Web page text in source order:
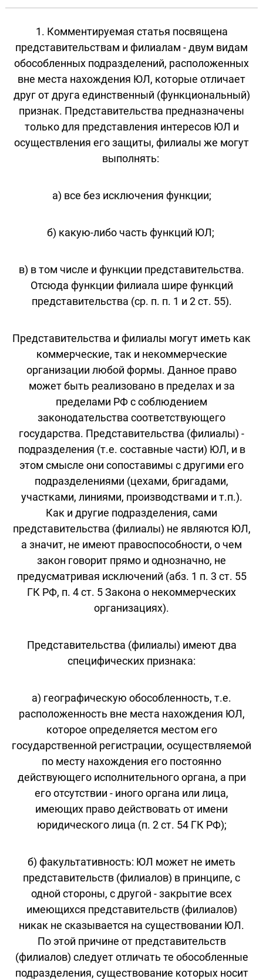
1. Комментируемая статья посвящена
представительствам и филиалам - двум видам
обособленных подразделений, расположенных
вне места нахождения ЮЛ, которые отличает
друг от друга единственный (функциональный)
признак. Представительства предназначены
только для представления интересов ЮЛ и
осуществления его защиты, филиалы же могут
выполнять:
а) все без исключения функции;
б) какую-либо часть функций ЮЛ;
в) в том числе и функции представительства.
Отсюда функции филиала шире функций
представительства (ср. п. п. 1 и 2 ст. 55).
Представительства и филиалы могут иметь как
коммерческие, так и некоммерческие
организации любой формы. Данное право
может быть реализовано в пределах и за
пределами РФ с соблюдением
законодательства соответствующего
государства. Представительства (филиалы) -
подразделения (т.е. составные части) ЮЛ, и в
этом смысле они сопоставимы с другими его
подразделениями (цехами, бригадами,
участками, линиями, производствами и т.п.).
Как и другие подразделения, сами
представительства (филиалы) не являются ЮЛ,
а значит, не имеют правоспособности, о чем
закон говорит прямо и однозначно, не
предусматривая исключений (абз. 1 п. 3 ст. 55
ГК РФ, п. 4 ст. 5 Закона о некоммерческих
организациях).
Представительства (филиалы) имеют два
специфических признака:
а) географическую обособленность, т.е.
расположенность вне места нахождения ЮЛ,
которое определяется местом его
государственной регистрации, осуществляемой
по месту нахождения его постоянно
действующего исполнительного органа, а при
его отсутствии - иного органа или лица,
имеющих право действовать от имени
юридического лица (п. 2 ст. 54 ГК РФ);
б) факультативность: ЮЛ может не иметь
представительств (филиалов) в принципе, с
одной стороны, с другой - закрытие всех
имеющихся представительств (филиалов)
никак не сказывается на существовании ЮЛ.
По этой причине от представительств
(филиалов) следует отличать те обособленные
подразделения, существование которых носит